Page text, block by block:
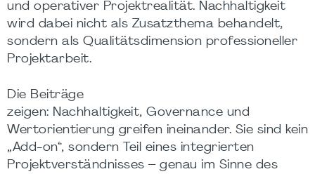
und operativer Projektrealität. Nachhaltigkeit
wird dabei nicht als Zusatzthema behandelt,
sondern als Qualitätsdimension professioneller
Projektarbeit.
Die Beiträge
zeigen: Nachhaltigkeit, Governance und
Wertorientierung greifen ineinander. Sie sind kein
„Add-on“, sondern Teil eines integrierten
Projektverständnisses – genau im Sinne des